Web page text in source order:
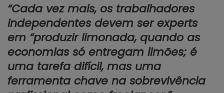
“Cada vez mais, os trabalhadores
independentes devem ser experts
em “produzir limonada, quando as
economias só entregam limões; é
uma tarefa difícil, mas uma
ferramenta chave na sobrevivência